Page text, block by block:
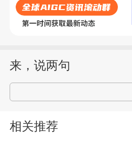
来，说两句
相关推荐